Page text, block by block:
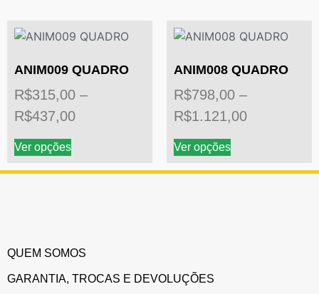
ANIM009 QUADRO
R$315,00 –
R$437,00
Ver opções
ANIM008 QUADRO
R$798,00 –
R$1.121,00
Ver opções
QUEM SOMOS
GARANTIA, TROCAS E DEVOLUÇÕES